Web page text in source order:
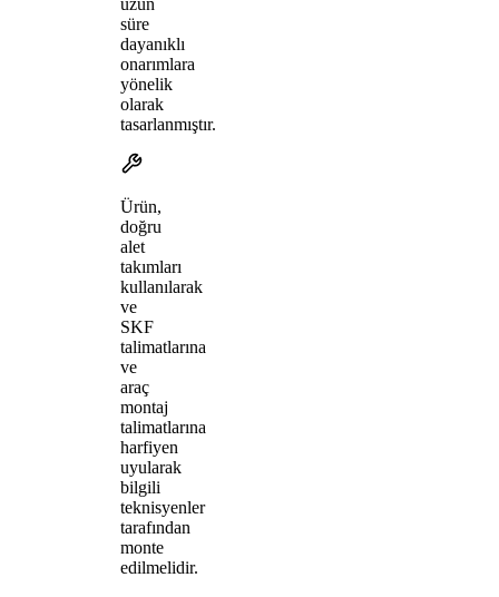
süre
dayanıklı
onarımlara
yönelik
olarak
tasarlanmıştır.
Ürün,
doğru
alet
takımları
kullanılarak
ve
SKF
talimatlarına
ve
araç
montaj
talimatlarına
harfiyen
uyularak
bilgili
teknisyenler
tarafından
monte
edilmelidir.